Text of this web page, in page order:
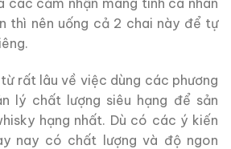
thì nên uống cả 2 chai này để tự
rất lâu về việc dùng các phương
lý chất lượng siêu hạng để sản
hạng nhất. Dù có các ý kiến
nay có chất lượng và độ ngon